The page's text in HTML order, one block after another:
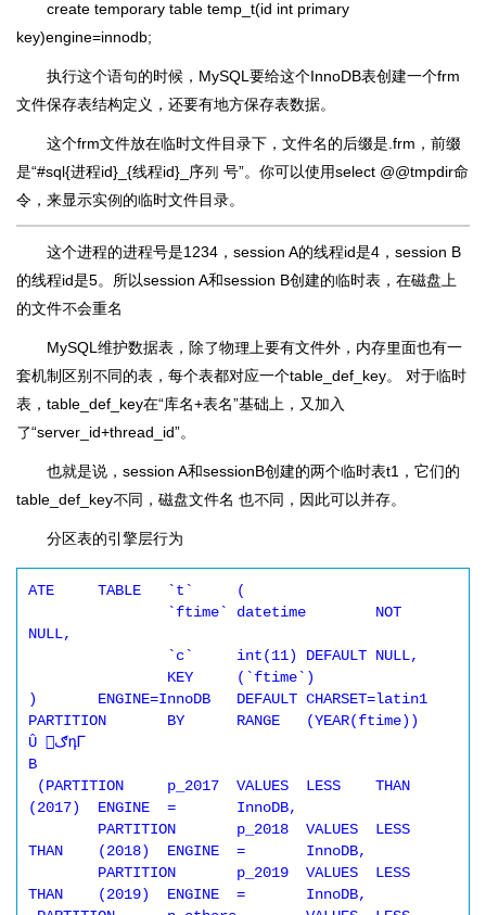
create temporary table temp_t(id int primary
key)engine=innodb;
执行这个语句的时候，MySQL要给这个InnoDB表创建一个frm
文件保存表结构定义，还要有地方保存表数据。
这个frm文件放在临时文件目录下，文件名的后缀是.frm，前缀
是“#sql{进程id}_{线程id}_序列 号”。你可以使用select @@tmpdir命
令，来显示实例的临时文件目录。
这个进程的进程号是1234，session A的线程id是4，session B
的线程id是5。所以session A和session B创建的临时表，在磁盘上
的文件不会重名
MySQL维护数据表，除了物理上要有文件外，内存里面也有一
套机制区别不同的表，每个表都对应一个table_def_key。 对于临时
表，table_def_key在“库名+表名”基础上，又加入
了“server_id+thread_id”。
也就是说，session A和sessionB创建的两个临时表t1，它们的
table_def_key不同，磁盘文件名 也不同，因此可以并存。
分区表的引擎层行为
ATE	TABLE	`t`	(
NULL,
)	ENGINE=InnoDB	DEFAULT	CHARSET=latin1
PARTITION	BY	RANGE	(YEAR(ftime))
Û ॔ګդᎱ
B
(2017)	ENGINE	=	InnoDB,
THAN	(2018)	ENGINE	=	InnoDB,
THAN	(2019)	ENGINE	=	InnoDB,